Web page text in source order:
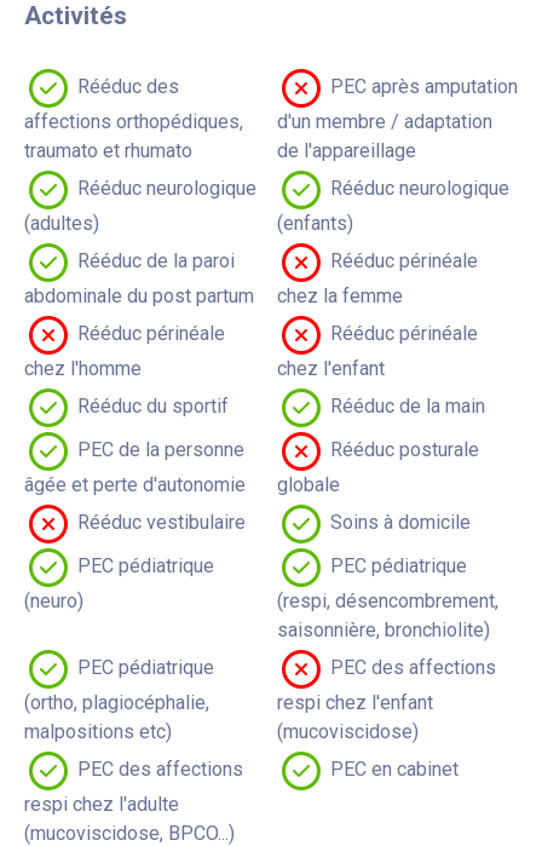
Activités
Rééduc des
affections orthopédiques,
traumato et rhumato
PEC après amputation
d'un membre / adaptation
de l'appareillage
Rééduc neurologique
(adultes)
Rééduc neurologique
(enfants)
Rééduc de la paroi
abdominale du post partum
Rééduc périnéale
chez la femme
Rééduc périnéale
chez l'homme
Rééduc périnéale
chez l'enfant
Rééduc du sportif
Rééduc de la main
PEC de la personne
âgée et perte d'autonomie
Rééduc posturale
globale
Rééduc vestibulaire
Soins à domicile
PEC pédiatrique
(neuro)
PEC pédiatrique
(respi, désencombrement,
saisonnière, bronchiolite)
PEC pédiatrique
(ortho, plagiocéphalie,
malpositions etc)
PEC des affections
respi chez l'enfant
(mucoviscidose)
PEC des affections
respi chez l'adulte
(mucoviscidose, BPCO...)
PEC en cabinet